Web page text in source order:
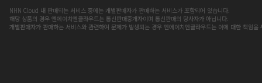
NHN Cloud 내 판매되는 서비스 중에는 개별판매자가 판매하는 서비스가 포함되어 있습니다.
해당 상품의 경우 엔에이치엔클라우드는 통신판매중개자이며 통신판매의 당사자가 아닙니다.
개별판매자가 판매하는 서비스와 관련하여 문제가 발생되는 경우 엔에이치엔클라우드는 이에 대한 책임을